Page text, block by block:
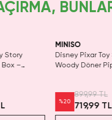
Lisanslı
Şişe 590
MINISO
Mickey Mouse
Yiyecek Çantası
%20
649,99 TL
519,99 TL